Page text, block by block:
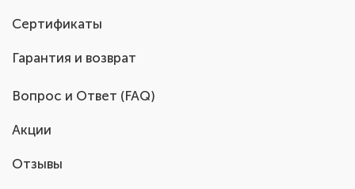
Сертификаты
Гарантия и возврат
Вопрос и Ответ (FAQ)
Акции
Отзывы